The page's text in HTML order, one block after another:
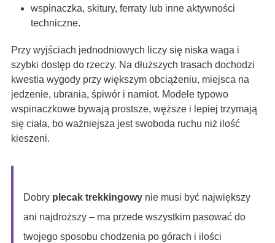
wspinaczka, skitury, ferraty lub inne aktywności
techniczne.
Przy wyjściach jednodniowych liczy się niska waga i
szybki dostęp do rzeczy. Na dłuższych trasach dochodzi
kwestia wygody przy większym obciążeniu, miejsca na
jedzenie, ubrania, śpiwór i namiot. Modele typowo
wspinaczkowe bywają prostsze, węższe i lepiej trzymają
się ciała, bo ważniejsza jest swoboda ruchu niż ilość
kieszeni.
Dobry plecak trekkingowynie musi być największy
ani najdroższy – ma przede wszystkim pasować do
twojego sposobu chodzenia po górach i ilości